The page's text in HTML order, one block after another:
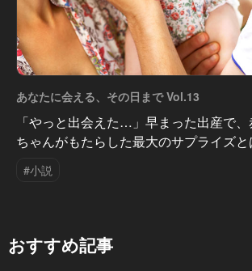
あなたに会える、その日まで Vol.13
「やっと出会えた…」早まった出産で
ちゃんがもたらした最大のサプライズと
#小説
おすすめ記事